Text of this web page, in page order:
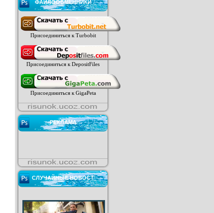
ФАЙЛООБМЕННИКИ
Присоединиться к Turbobit
Присоединиться к DepositFiles
Присоединиться к GigaPeta
РЕКЛАМА
СЛУЧАЙНЫЕ НОВОСТ